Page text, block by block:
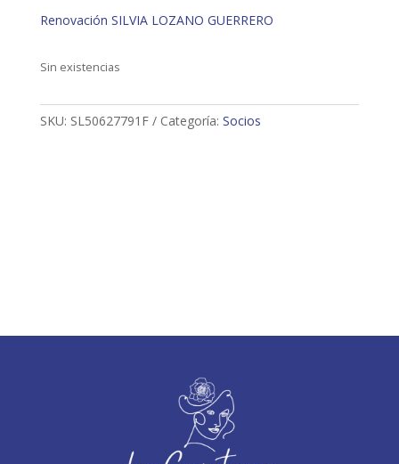
Renovación SILVIA LOZANO GUERRERO
Sin existencias
SKU: SL50627791F Categoría: Socios